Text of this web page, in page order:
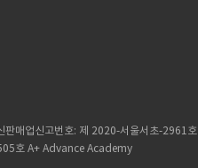
매업신고번호: 제 2020-서울서초-2961호
호 A+ Advance Academy